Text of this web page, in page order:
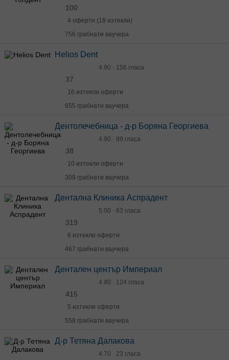
100
4 оферти (18 изтекли)
756 грабнати ваучера
Helios Dent
4.90 · 156 гласа
37
16 изтекли оферти
655 грабнати ваучера
Дентолечебница - д-р Боряна Георгиева
4.90 · 89 гласа
38
10 изтекли оферти
309 грабнати ваучера
Дентална Клиника Аспрадент
5.00 · 63 гласа
319
6 изтекли оферти
467 грабнати ваучера
Дентален център Империал
4.80 · 124 гласа
415
5 изтекли оферти
558 грабнати ваучера
Д-р Тетяна Далакова
4.70 · 23 гласа